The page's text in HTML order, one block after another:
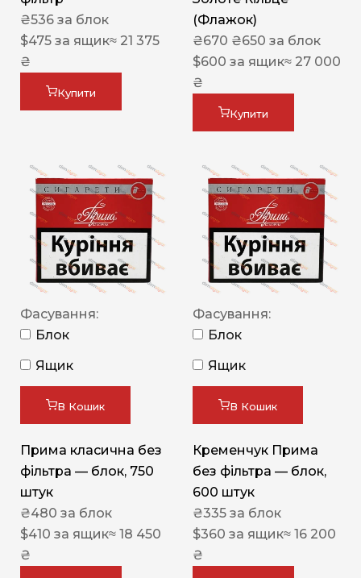
₴536 за блок
$475 за ящик≈ 21 375
₴
Купити
(Флажок)
₴670 ₴650 за блок
$600 за ящик≈ 27 000
₴
Купити
Фасування:
Блок
Ящик
В Кошик
Прима класична без
фільтра — блок, 750
штук
₴480 за блок
$410 за ящик≈ 18 450
₴
Фасування:
Блок
Ящик
В Кошик
Кременчук Прима
без фільтра — блок,
600 штук
₴335 за блок
$360 за ящик≈ 16 200
₴